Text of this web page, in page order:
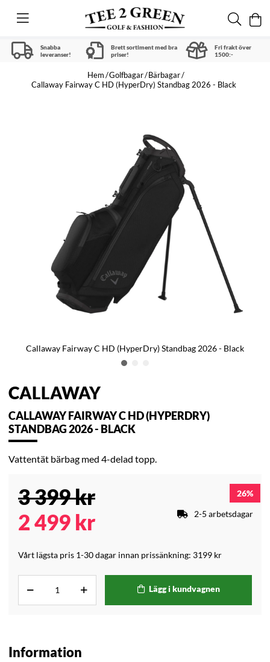
Snabba
leveranser!
Brett sortiment med bra
priser!
Fri frakt över
1500:-
Hem Golfbagar Bärbagar
Callaway Fairway C HD (HyperDry) Standbag 2026 - Black
Callaway Fairway C HD (HyperDry) Standbag 2026 - Black
CALLAWAY
CALLAWAY FAIRWAY C HD (HYPERDRY)
STANDBAG 2026 - BLACK
Vattentät bärbag med 4-delad topp.
3 399kr
2 499 kr
Vårt lägsta pris 1-30 dagar innan prissänkning: 3199 kr
26
2-5 arbetsdagar
Lägg i kundvagnen
Information